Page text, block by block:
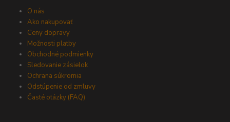
O nás
Ako nakupovať
Ceny dopravy
Možnosti platby
Obchodné podmienky
Sledovanie zásielok
Ochrana súkromia
Odstúpenie od zmluvy
Časté otázky (FAQ)